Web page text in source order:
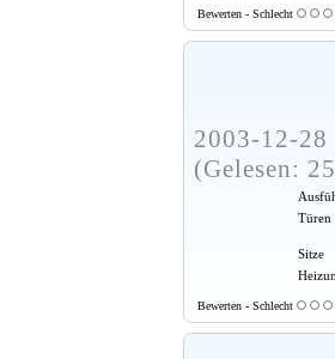
Bewerten - Schlecht
2003-12-
(Gelesen:
Türen
Sitze
Bewerten - Schlecht